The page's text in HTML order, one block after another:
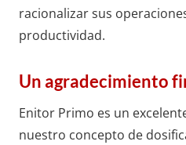
racionalizar sus
productividad.
Un agradecimiento
Enitor Primo es un
nuestro concepto de